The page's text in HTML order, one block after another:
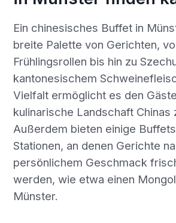
Ein chinesisches Buffet in
breite Palette von Gerichten,
Frühlingsrollen bis hin zu
kantonesischem
Vielfalt ermöglicht es den
kulinarische Landschaft Chinas
Außerdem bieten einige
Stationen, an denen Gerichte
persönlichem Geschmack
werden, wie etwa einen
Münster.